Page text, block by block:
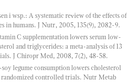
i wsp.: A systematic review of the effects of
in humans. J Nutr, 2005, 135(9), 2082-9.
C supplementation lowers serum low-
and triglycerides: a meta-analysis of 13
J Chiropr Med, 2008, 7(2), 48-58.
legume consumption lowers cholesterol
randomized controlled trials. Nutr Metab